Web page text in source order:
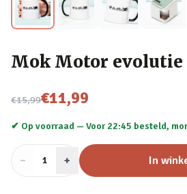
Mok Motor evolutie
€15,99
Nu voor€11,99
✔ Op voorraad —Voor 22:45 besteld,
− Aantal
1 + In